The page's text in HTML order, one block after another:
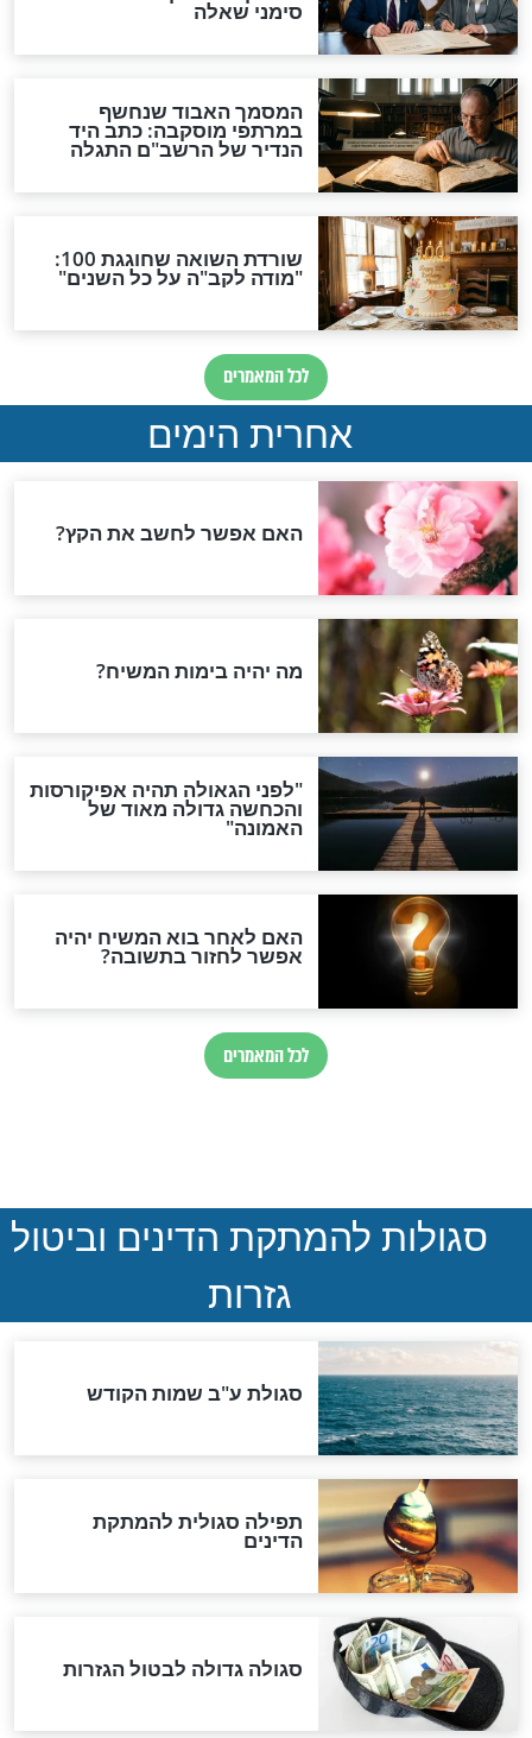
חיים' ברוח
5 עצות מה"חפץ חיים"
לקירוב הגאולה
החפץ חיים את
לרגל
לדמותו
החפץ חיים
סיפור מדהים לרגל יום
חדשות יהדות
הותר לפרסום: לוחמי מילואים
נהרגו בדרום לבנון
ההסכם החשאי של טראמפ
ואיראן: בלי שקיפות ועם הרבה
סימני שאלה
המסמך האבוד שנחשף
שורדת השואה שחוגגת 100:
"מודה לקב"ה על כל השנים"
לכל המאמרים
אחרית הימים
האם אפשר לחשב את הקץ?